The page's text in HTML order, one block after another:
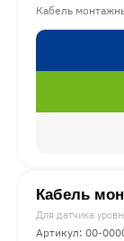
Кабель
Кабель
Для датчика
Артикул: 00-